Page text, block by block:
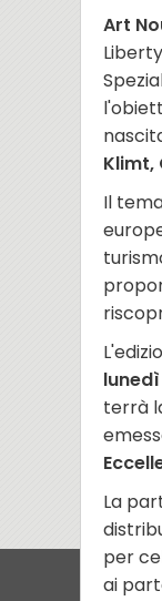
Art
Klimt,
Il
terrà
La
per
ai